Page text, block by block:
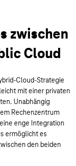
zwischen
Cloud
Cloud-Strategie
mit einer privaten
Unabhängig
Rechenzentrum
enge Integration
ermöglicht es
den beiden